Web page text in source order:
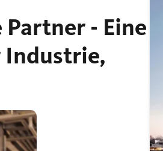
Partner - Eine